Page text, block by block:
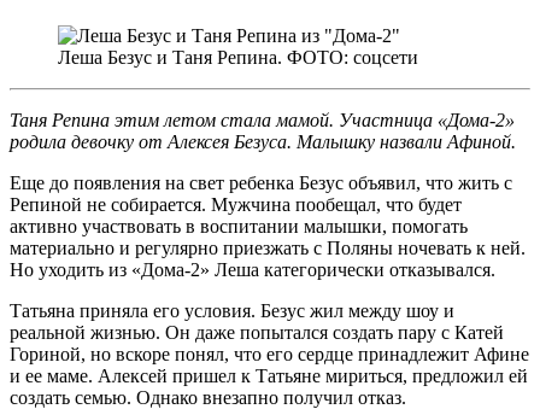
Леша Безус и Таня Репина. ФОТО: соцсети
Таня Репина этим летом стала мамой. Участница «Дома-2»
родила девочку от Алексея Безуса. Малышку назвали Афиной.
Еще до появления на свет ребенка Безус объявил, что жить с
Репиной не собирается. Мужчина пообещал, что будет
активно участвовать в воспитании малышки, помогать
материально и регулярно приезжать с Поляны ночевать к ней.
Но уходить из «Дома-2» Леша категорически отказывался.
Татьяна приняла его условия. Безус жил между шоу и
реальной жизнью. Он даже попытался создать пару с Катей
Гориной, но вскоре понял, что его сердце принадлежит Афине
и ее маме. Алексей пришел к Татьяне мириться, предложил ей
создать семью. Однако внезапно получил отказ.